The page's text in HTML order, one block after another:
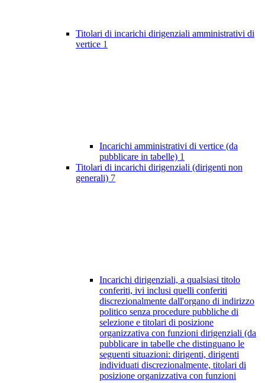
Titolari di incarichi dirigenziali amministrativi di
vertice 1
Incarichi amministrativi di vertice (da
pubblicare in tabelle) 1
Titolari di incarichi dirigenziali (dirigenti non
generali) 7
Incarichi dirigenziali, a qualsiasi titolo
conferiti, ivi inclusi quelli conferiti
discrezionalmente dall'organo di indirizzo
politico senza procedure pubbliche di
selezione e titolari di posizione
organizzativa con funzioni dirigenziali (da
pubblicare in tabelle che distinguano le
seguenti situazioni: dirigenti, dirigenti
individuati discrezionalmente, titolari di
posizione organizzativa con funzioni